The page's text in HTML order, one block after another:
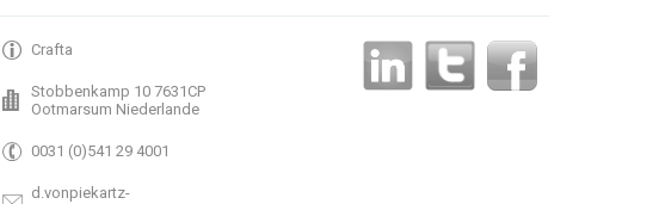
Crafta
Stobbenkamp 10 7631CP
Ootmarsum Niederlande
0031 (0)541 29 4001
d.vonpiekartz-